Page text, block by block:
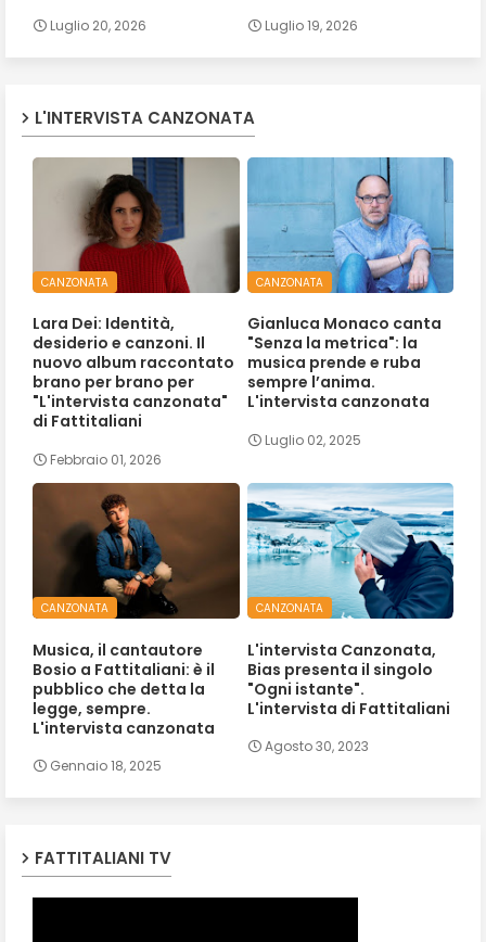
Luglio 20, 2026 Luglio 19, 2026
L'INTERVISTA CANZONATA
CANZONATA
Lara Dei: Identità,
desiderio e canzoni. Il
nuovo album raccontato
brano per brano per
"L'intervista canzonata"
di Fattitaliani
Febbraio 01, 2026
CANZONATA
Gianluca Monaco canta
"Senza la metrica": la
musica prende e ruba
sempre l’anima.
L'intervista canzonata
Luglio 02, 2025
CANZONATA
Musica, il cantautore
Bosio a Fattitaliani: è il
pubblico che detta la
legge, sempre.
L'intervista canzonata
Gennaio 18, 2025
CANZONATA
L'intervista Canzonata,
Bias presenta il singolo
"Ogni istante".
L'intervista di Fattitaliani
Agosto 30, 2023
FATTITALIANI TV